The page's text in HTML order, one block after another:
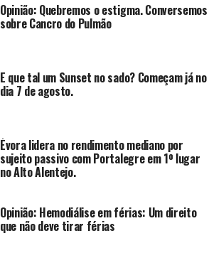
Opinião: Quebremos o estigma. Conversemos
sobre Cancro do Pulmão
E que tal um Sunset no sado? Começam já no
dia 7 de agosto.
Évora lidera no rendimento mediano por
sujeito passivo com Portalegre em 1º lugar
no Alto Alentejo.
Opinião: Hemodiálise em férias: Um direito
que não deve tirar férias